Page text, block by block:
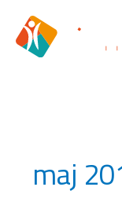
indholdet
maj